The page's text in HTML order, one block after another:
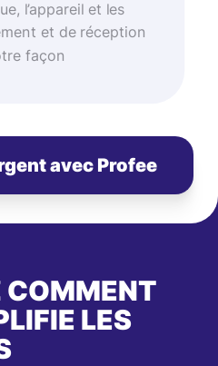
l’appareil et les
et de réception
façon
avec Profee
COMMENT
LES